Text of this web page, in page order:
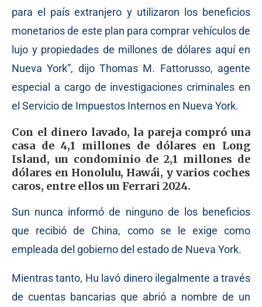
para el país extranjero y utilizaron los beneficios
monetarios de este plan para comprar vehículos de
lujo y propiedades de millones de dólares aquí en
Nueva York”, dijo Thomas M. Fattorusso, agente
especial a cargo de investigaciones criminales en
el Servicio de Impuestos Internos en Nueva York.
Con el dinero lavado, la pareja compró una
casa de 4,1 millones de dólares en Long
Island, un condominio de 2,1 millones de
dólares en Honolulu, Hawái, y varios coches
caros, entre ellos un Ferrari 2024.
Sun nunca informó de ninguno de los beneficios
que recibió de China, como se le exige como
empleada del gobierno del estado de Nueva York.
Mientras tanto, Hu lavó dinero ilegalmente a través
de cuentas bancarias que abrió a nombre de un